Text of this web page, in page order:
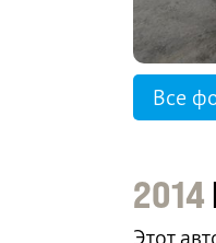
Все
2014
Этот